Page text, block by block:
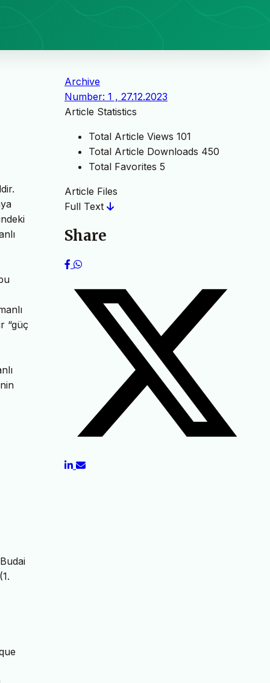
“güç
Archive
Number: 1 , 27.12.2023
Article Statistics
Total Article Views 101
Total Article Downloads 450
Total Favorites 5
Article Files
Full Text
Share